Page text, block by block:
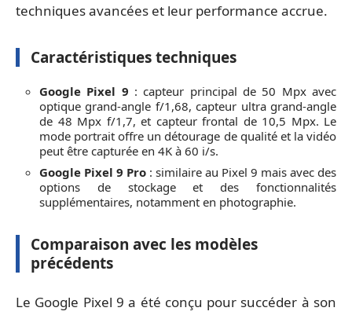
techniques avancées et leur performance accrue.
Caractéristiques techniques
Google Pixel 9 : capteur principal de 50 Mpx avec
optique grand-angle f/1,68, capteur ultra grand-angle
de 48 Mpx f/1,7, et capteur frontal de 10,5 Mpx. Le
mode portrait offre un détourage de qualité et la vidéo
peut être capturée en 4K à 60 i/s.
Google Pixel 9 Pro : similaire au Pixel 9 mais avec des
options de stockage et des fonctionnalités
supplémentaires, notamment en photographie.
Comparaison avec les modèles
précédents
Le Google Pixel 9 a été conçu pour succéder à son